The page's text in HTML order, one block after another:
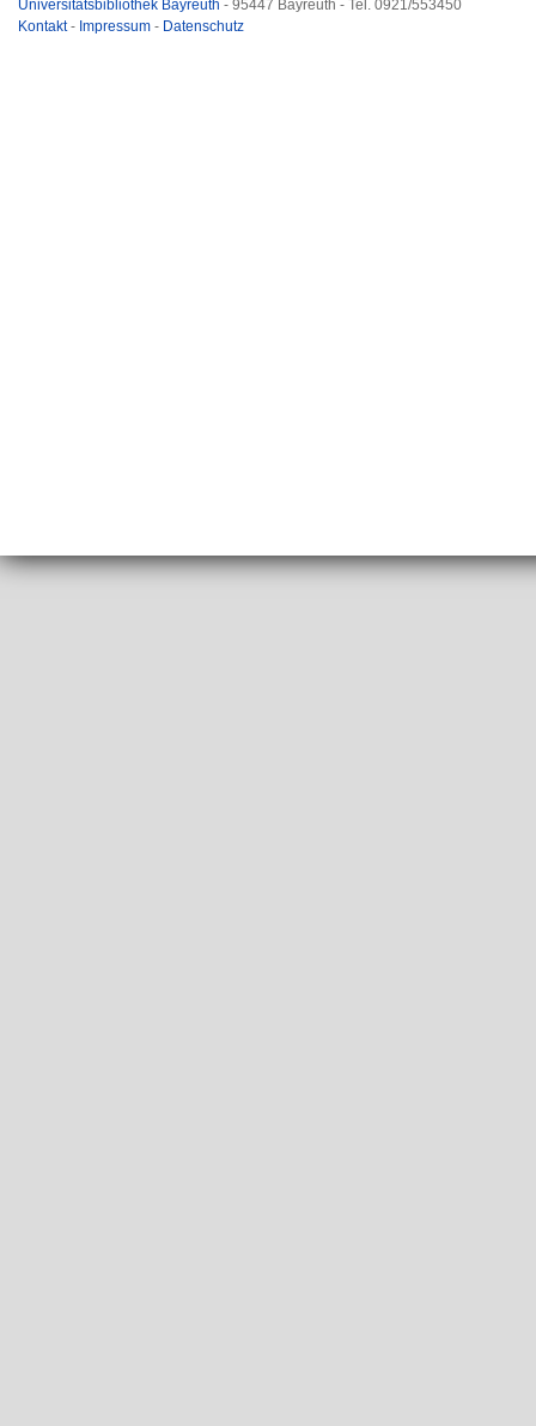
Universitätsbibliothek Bayreuth - 95447 Bayreuth - Tel. 0921/553450
Kontakt- Impressum - Datenschutz